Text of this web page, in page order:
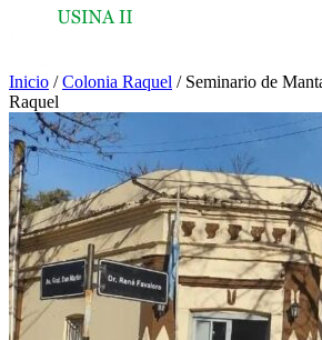
Inicio /Colonia Raquel / Seminario de
Raquel